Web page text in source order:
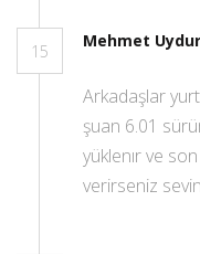
15
Mehmet
Arkadaşlar
şuan 6.01
yüklenır ve
verirseniz